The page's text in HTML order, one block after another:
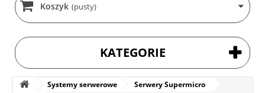
Koszyk (pusty)
KATEGORIE
Systemy serwerowe
Serwery Supermicro